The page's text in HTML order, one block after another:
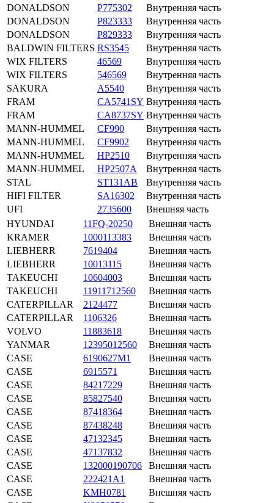
DONALDSON
P775302
Внутренняя часть
DONALDSON
P823333
Внутренняя часть
DONALDSON
P829333
Внутренняя часть
BALDWIN FILTERS RS3545
Внутренняя часть
WIX FILTERS
46569
Внутренняя часть
WIX FILTERS
546569
Внутренняя часть
SAKURA
A5540
Внутренняя часть
FRAM
CA5741SY Внутренняя часть
FRAM
CA8737SY Внутренняя часть
MANN-HUMMEL
CF990
Внутренняя часть
MANN-HUMMEL
CF9902
Внутренняя часть
MANN-HUMMEL
HP2510
Внутренняя часть
MANN-HUMMEL
HP2507A
Внутренняя часть
STAL
ST131AB
Внутренняя часть
HIFI FILTER
SA16302
Внутренняя часть
UFI
2735600
Внешняя часть
HYUNDAI
11FQ-20250
Внешняя часть
KRAMER
1000113383
Внешняя часть
LIEBHERR
7619404
Внешняя часть
LIEBHERR
10013115
Внешняя часть
TAKEUCHI
10604003
Внешняя часть
TAKEUCHI
11911712560
Внешняя часть
CATERPILLAR
2124477
Внешняя часть
CATERPILLAR
1106326
Внешняя часть
VOLVO
11883618
Внешняя часть
YANMAR
12395012560
Внешняя часть
CASE
6190627M1
Внешняя часть
CASE
6915571
Внешняя часть
CASE
84217229
Внешняя часть
CASE
85827540
Внешняя часть
CASE
87418364
Внешняя часть
CASE
87438248
Внешняя часть
CASE
47132345
Внешняя часть
CASE
47137832
Внешняя часть
CASE
132000190706
Внешняя часть
CASE
222421A1
Внешняя часть
CASE
KMH0781
Внешняя часть